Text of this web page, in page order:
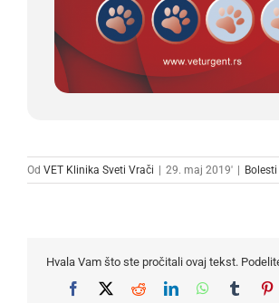
Od VET Klinika Sveti Vrači | 29. maj 2019' | Bolesti
Hvala Vam što ste pročitali ovaj tekst.
Facebook
X RedditLinkedInWhatsApp
Tumblr